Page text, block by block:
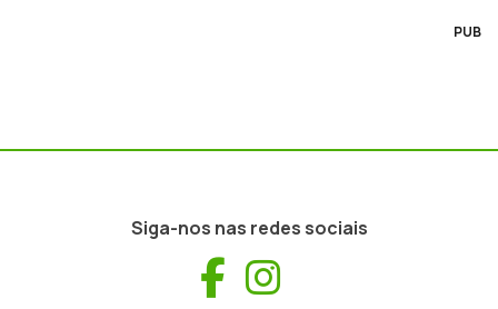
PUB
Siga-nos nas redes sociais
Facebook